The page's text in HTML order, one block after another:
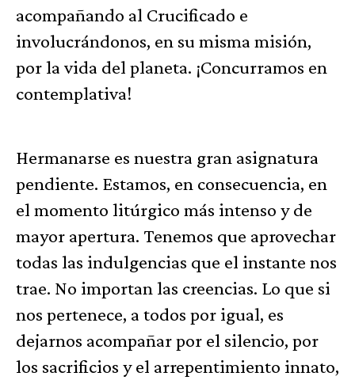
acompañando al Crucificado e
involucrándonos, en su misma misión,
por la vida del planeta. ¡Concurramos en
contemplativa!
Hermanarse es nuestra gran asignatura
pendiente. Estamos, en consecuencia, en
el momento litúrgico más intenso y de
mayor apertura. Tenemos que aprovechar
todas las indulgencias que el instante nos
trae. No importan las creencias. Lo que si
nos pertenece, a todos por igual, es
dejarnos acompañar por el silencio, por
los sacrificios y el arrepentimiento innato,